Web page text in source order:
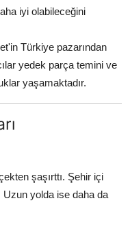
iyi olabileceğini
Türkiye pazarından
yedek parça temini ve
yaşamaktadır.
şaşırttı. Şehir içi
Uzun yolda ise daha da